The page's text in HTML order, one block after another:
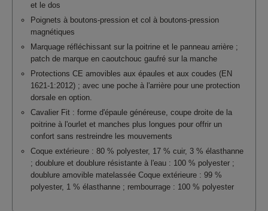
et le dos
Poignets à boutons-pression et col à boutons-pression
magnétiques
Marquage réfléchissant sur la poitrine et le panneau arrière ;
patch de marque en caoutchouc gaufré sur la manche
Protections CE amovibles aux épaules et aux coudes (EN
1621-1:2012) ; avec une poche à l'arrière pour une protection
dorsale en option.
Cavalier Fit : forme d'épaule généreuse, coupe droite de la
poitrine à l'ourlet et manches plus longues pour offrir un
confort sans restreindre les mouvements
Coque extérieure : 80 % polyester, 17 % cuir, 3 % élasthanne
; doublure et doublure résistante à l'eau : 100 % polyester ;
doublure amovible matelassée Coque extérieure : 99 %
polyester, 1 % élasthanne ; rembourrage : 100 % polyester